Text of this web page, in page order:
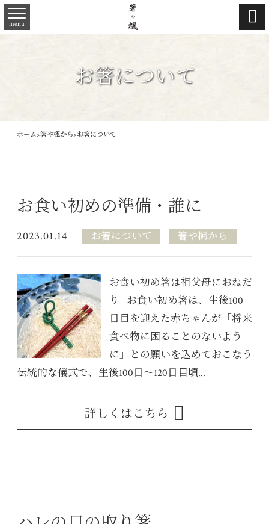
menu 
お箸について
ホーム>箸や楓から>お箸について
お食い初めの準備・誰に
2023.01.14 お箸について 箸や楓から
お食い初め箸は祖父母におねだ
り お食い初め箸は、生後100
日目を迎えた赤ちゃんが「将来
食べ物に困ることのないよう
に」との願いを込めておこなう
伝統的な儀式で、生後100日～120日目頃...
詳しくはこちら